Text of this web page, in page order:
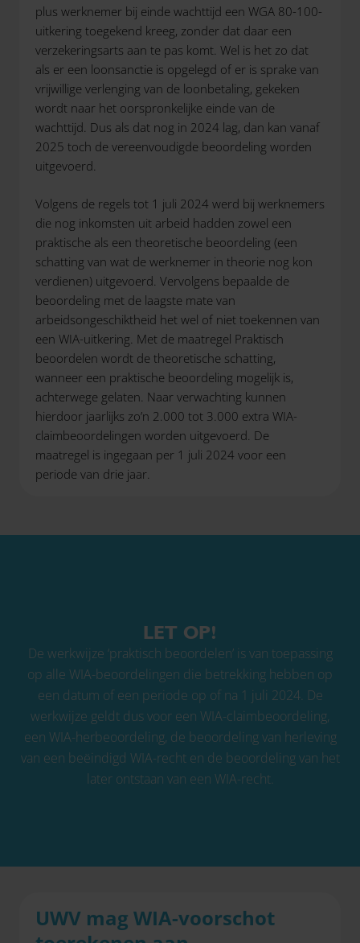
plus werknemer bij einde wachttijd een WGA 80-100-
uitkering toegekend kreeg, zonder dat daar een
verzekeringsarts aan te pas komt. Wel is het zo dat
als er een loonsanctie is opgelegd of er is sprake van
vrijwillige verlenging van de loonbetaling, gekeken
wordt naar het oorspronkelijke einde van de
wachttijd. Dus als dat nog in 2024 lag, dan kan vanaf
2025 toch de vereenvoudigde beoordeling worden
uitgevoerd.
Volgens de regels tot 1 juli 2024 werd bij werknemers
die nog inkomsten uit arbeid hadden zowel een
praktische als een theoretische beoordeling (een
schatting van wat de werknemer in theorie nog kon
verdienen) uitgevoerd. Vervolgens bepaalde de
beoordeling met de laagste mate van
arbeidsongeschiktheid het wel of niet toekennen van
een WIA-uitkering. Met de maatregel Praktisch
beoordelen wordt de theoretische schatting,
wanneer een praktische beoordeling mogelijk is,
achterwege gelaten. Naar verwachting kunnen
hierdoor jaarlijks zo’n 2.000 tot 3.000 extra WIA-
claimbeoordelingen worden uitgevoerd. De
maatregel is ingegaan per 1 juli 2024 voor een
periode van drie jaar.
LET OP!
De werkwijze ‘praktisch beoordelen’ is van toepassing
op alle WIA-beoordelingen die betrekking hebben op
een datum of een periode op of na 1 juli 2024. De
werkwijze geldt dus voor een WIA-claimbeoordeling,
een WIA-herbeoordeling, de beoordeling van herleving
van een beëindigd WIA-recht en de beoordeling van het
later ontstaan van een WIA-recht.
UWV mag WIA-voorschot